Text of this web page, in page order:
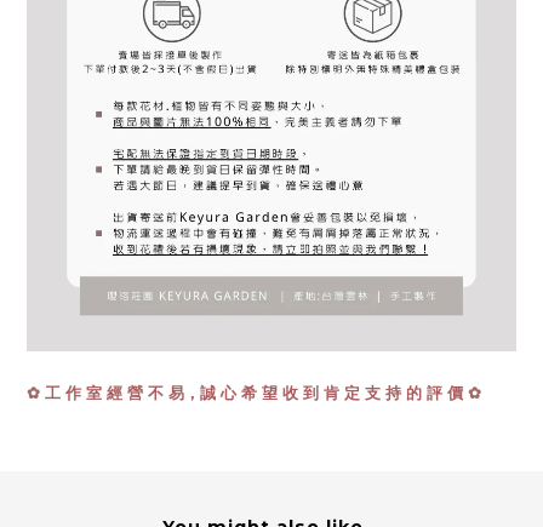
✿ 工 作 室 經 營 不 易，誠 心 希 望 收 到 肯 定 支 持 的 評 價 ✿